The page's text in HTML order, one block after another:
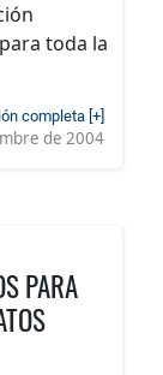
toda la
completa [+]
de 2004
PARA